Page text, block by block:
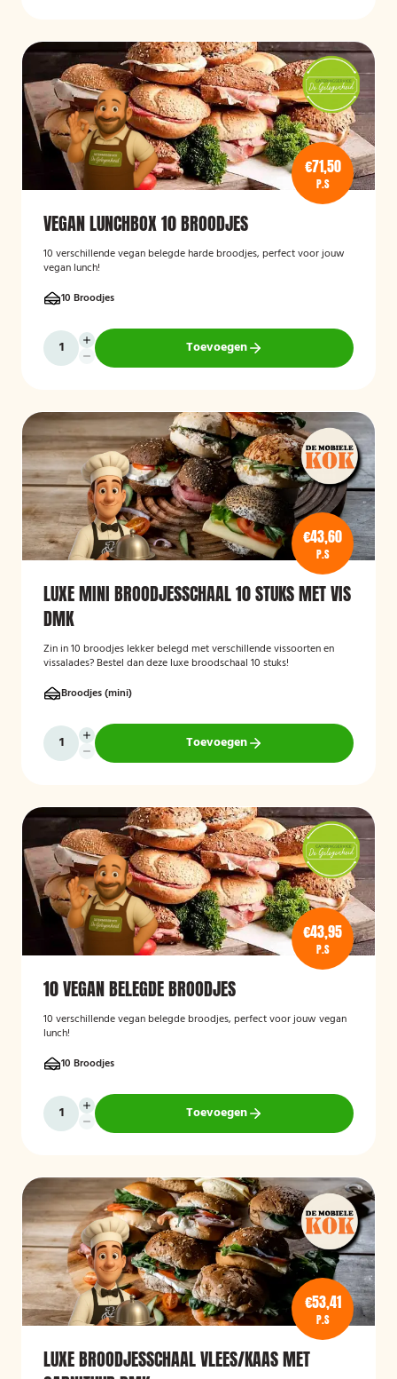
€71,50
P.S
VEGAN LUNCHBOX 10 BROODJES
10 verschillende vegan belegde harde broodjes, perfect voor jouw
vegan lunch!
10 Broodjes
Toevoegen
€43,60
P.S
LUXE MINI BROODJESSCHAAL 10 STUKS MET VIS
DMK
Zin in 10 broodjes lekker belegd met verschillende vissoorten en
vissalades? Bestel dan deze luxe broodschaal 10 stuks!
Broodjes (mini)
Toevoegen
€43,95
P.S
10 VEGAN BELEGDE BROODJES
10 verschillende vegan belegde broodjes, perfect voor jouw vegan
lunch!
10 Broodjes
Toevoegen
€53,41
P.S
LUXE BROODJESSCHAAL VLEES/KAAS MET